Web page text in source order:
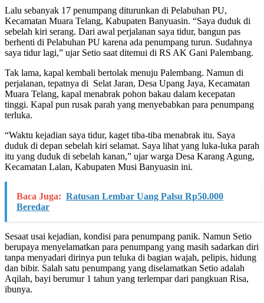
Lalu sebanyak 17 penumpang diturunkan di Pelabuhan PU,
Kecamatan Muara Telang, Kabupaten Banyuasin. “Saya duduk di
sebelah kiri serang. Dari awal perjalanan saya tidur, bangun pas
berhenti di Pelabuhan PU karena ada penumpang turun. Sudahnya
saya tidur lagi,” ujar Setio saat ditemui di RS AK Gani Palembang.
Tak lama, kapal kembali bertolak menuju Palembang. Namun di
perjalanan, tepatnya di Selat Jaran, Desa Upang Jaya, Kecamatan
Muara Telang, kapal menabrak pohon bakau dalam kecepatan
tinggi. Kapal pun rusak parah yang menyebabkan para penumpang
terluka.
“Waktu kejadian saya tidur, kaget tiba-tiba menabrak itu. Saya
duduk di depan sebelah kiri selamat. Saya lihat yang luka-luka parah
itu yang duduk di sebelah kanan,” ujar warga Desa Karang Agung,
Kecamatan Lalan, Kabupaten Musi Banyuasin ini.
Baca Juga: Ratusan Lembar Uang Palsu Rp50.000
Beredar
Sesaat usai kejadian, kondisi para penumpang panik. Namun Setio
berupaya menyelamatkan para penumpang yang masih sadarkan diri
tanpa menyadari dirinya pun teluka di bagian wajah, pelipis, hidung
dan bibir. Salah satu penumpang yang diselamatkan Setio adalah
Aqilah, bayi berumur 1 tahun yang terlempar dari pangkuan Risa,
ibunya.